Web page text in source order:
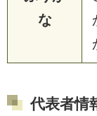
な
代表者情